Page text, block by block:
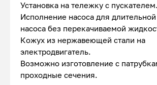
Установка на тележку с пускателем.
Исполнение насоса для
насоса без перекачиваемой
Кожух из нержавеющей стали на
электродвигатель.
Возможно изготовление с
проходные сечения.